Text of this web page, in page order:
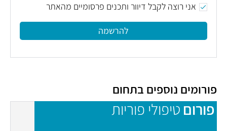
אני רוצה לקבל דיוור ותכנים פרסומיים מהאתר
להרשמה
פורומים נוספים בתחום
פורום טיפולי פוריות